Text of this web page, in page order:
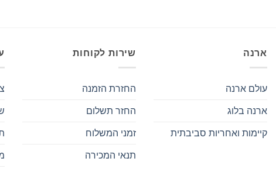
ארנה
עולם ארנה
ארנה בלוג
קיימות ואחריות סביבתית
שירות לקוחות
החזרת הזמנה
החזר תשלום
זמני המשלוח
תנאי המכירה